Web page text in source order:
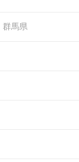
群馬県